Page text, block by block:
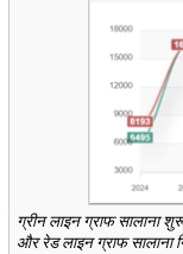
ग्रीन लाइन ग्राफ सालाना
और रेड लाइन ग्राफ सालाना